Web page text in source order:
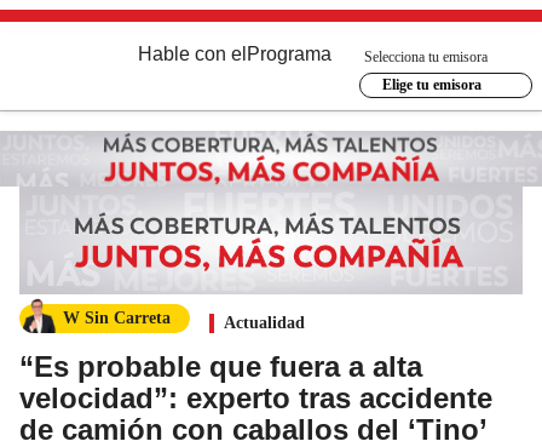
Hable con el Programa
Selecciona tu emisora
Elige tu emisora
W Sin Carreta Actualidad
“Es probable que fuera a alta
velocidad”: experto tras accidente
de camión con caballos del ‘Tino’